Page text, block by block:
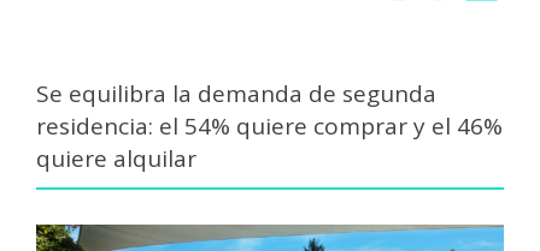
Se equilibra la demanda de segunda
residencia: el 54% quiere comprar y el 46%
quiere alquilar
View